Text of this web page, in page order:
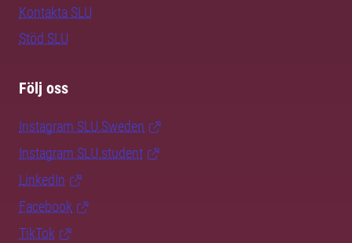
Kontakta SLU
Stöd SLU
Följ oss
Instagram SLU.Sweden
Instagram SLU.student
LinkedIn
Facebook
TikTok